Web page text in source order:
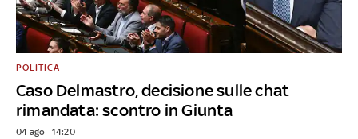
Caso Delmastro, decisione sulle chat
rimandata: scontro in Giunta
POLITICA
04 ago - 14:20